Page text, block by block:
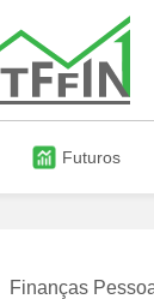
Futuros
Finanças